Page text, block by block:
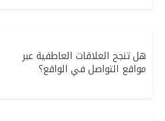
هل تنجح العلاقات العاطفية عبر
مواقع التواصل في الواقع؟